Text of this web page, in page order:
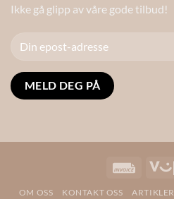
Ikke gå glipp av våre gode tilbud!
Invoice
OM OSS KONTAKT OSS ARTIKLER